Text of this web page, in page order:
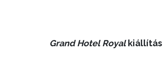
Grand Hotel Royalkiállítás